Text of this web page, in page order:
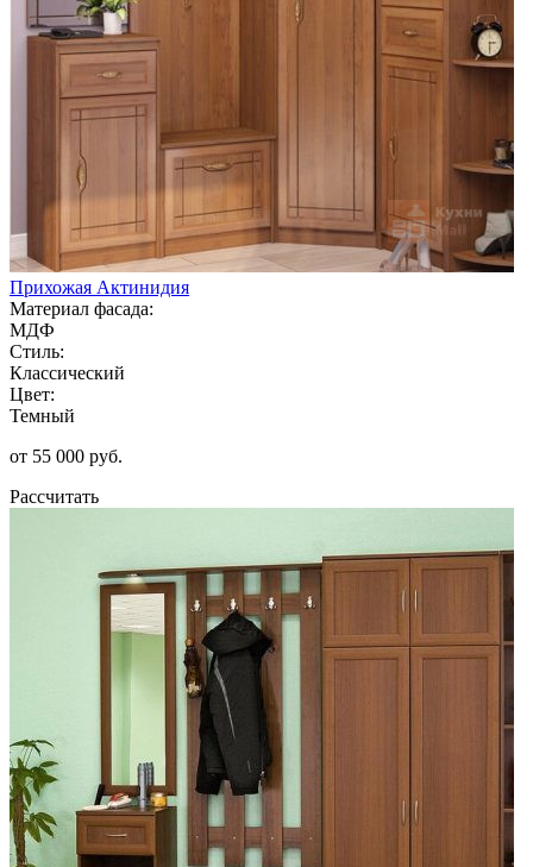
Прихожая Актинидия
Материал фасада:
МДФ
Стиль:
Классический
Цвет:
Темный
от 55 000 руб.
Рассчитать